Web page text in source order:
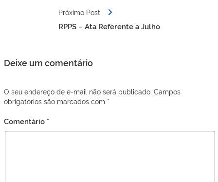
Próximo Post
RPPS – Ata Referente a Julho
Deixe um comentário
O seu endereço de e-mail não será publicado. Campos
obrigatórios são marcados com *
Comentário *